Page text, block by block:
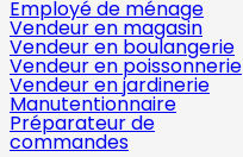
Employé de ménage
Vendeur en magasin
Vendeur en boulangerie
Vendeur en poissonnerie
Vendeur en jardinerie
Manutentionnaire
Préparateur de
commandes